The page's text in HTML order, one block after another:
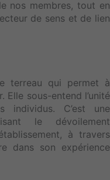
nos membres, tout en
de sens et de lien
terreau qui permet à
Elle sous-entend l’unité
C’est une
le dévoilement
à travers
dans son expérience